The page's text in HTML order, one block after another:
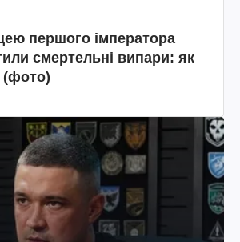
першого імператора
смертельні випари: як
(фото)